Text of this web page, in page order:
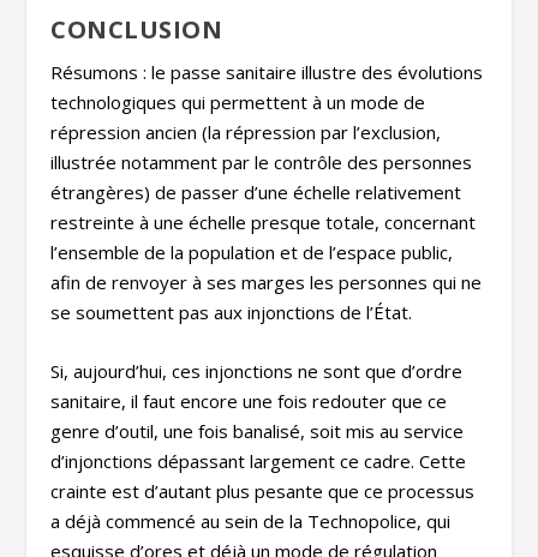
CONCLUSION
Résumons : le passe sanitaire illustre des évolutions
technologiques qui permettent à un mode de
répression ancien (la répression par l’exclusion,
illustrée notamment par le contrôle des personnes
étrangères) de passer d’une échelle relativement
restreinte à une échelle presque totale, concernant
l’ensemble de la population et de l’espace public,
afin de renvoyer à ses marges les personnes qui ne
se soumettent pas aux injonctions de l’État.
Si, aujourd’hui, ces injonctions ne sont que d’ordre
sanitaire, il faut encore une fois redouter que ce
genre d’outil, une fois banalisé, soit mis au service
d’injonctions dépassant largement ce cadre. Cette
crainte est d’autant plus pesante que ce processus
a déjà commencé au sein de la Technopolice, qui
esquisse d’ores et déjà un mode de régulation